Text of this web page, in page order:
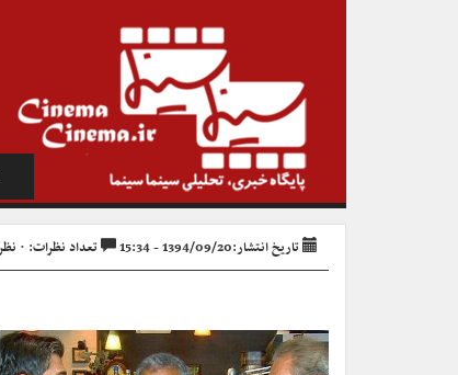
تاریخ انتشار:1394/09/20 - 15:34 تعداد نظرات: ۰ نظر